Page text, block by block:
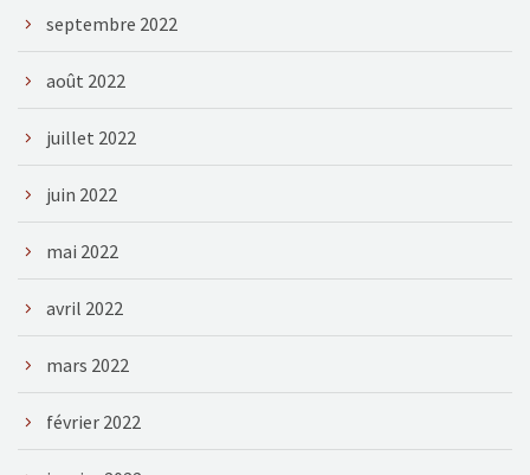
septembre 2022
août 2022
juillet 2022
juin 2022
mai 2022
avril 2022
mars 2022
février 2022